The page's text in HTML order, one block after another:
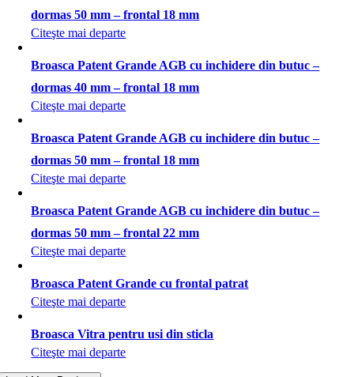
dormas 50 mm – frontal 18 mm
Citeşte mai departe
Broasca Patent Grande AGB cu inchidere din butuc –
dormas 40 mm – frontal 18 mm
Citeşte mai departe
Broasca Patent Grande AGB cu inchidere din butuc –
dormas 50 mm – frontal 18 mm
Citeşte mai departe
Broasca Patent Grande AGB cu inchidere din butuc –
dormas 50 mm – frontal 22 mm
Citeşte mai departe
Broasca Patent Grande cu frontal patrat
Citeşte mai departe
Broasca Vitra pentru usi din sticla
Citeşte mai departe